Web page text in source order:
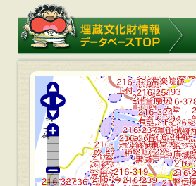
埋蔵文化財情報データベース
TOP